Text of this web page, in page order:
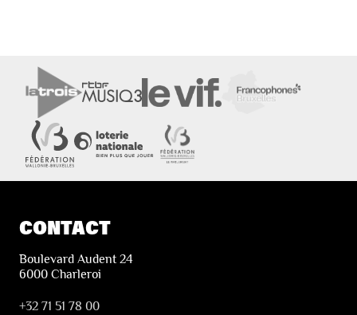
CONTACT
Boulevard Audent 24
6000 Charleroi
+32 71 51 78 00